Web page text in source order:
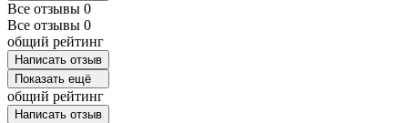
Все отзывы 0
Все отзывы 0
общий рейтинг
Написать отзыв
Показать ещё
общий рейтинг
Написать отзыв